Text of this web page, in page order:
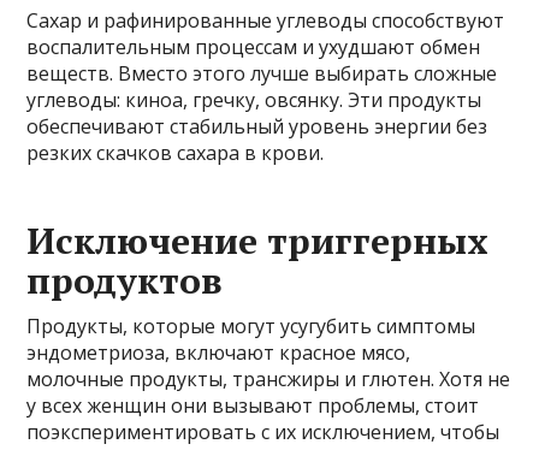
Сахар и рафинированные углеводы способствуют
воспалительным процессам и ухудшают обмен
веществ. Вместо этого лучше выбирать сложные
углеводы: киноа, гречку, овсянку. Эти продукты
обеспечивают стабильный уровень энергии без
резких скачков сахара в крови.
Исключение триггерных
продуктов
Продукты, которые могут усугубить симптомы
эндометриоза, включают красное мясо,
молочные продукты, трансжиры и глютен. Хотя не
у всех женщин они вызывают проблемы, стоит
поэкспериментировать с их исключением, чтобы